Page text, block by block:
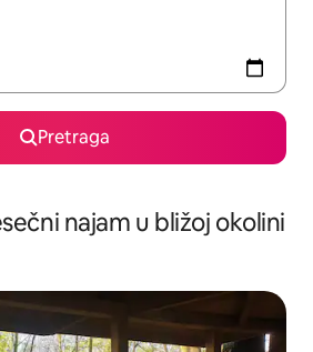
Pretraga
najam u bližoj okolini